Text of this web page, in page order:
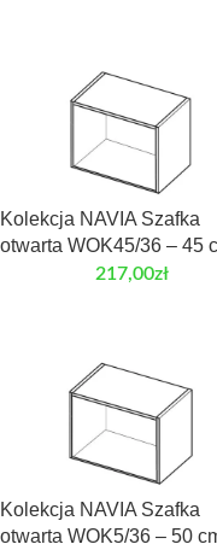
Kolekcja NAVIA Szafka
otwarta WOK45/36 – 45
Front laminowany
217,00zł
Kolekcja NAVIA Szafka
otwarta WOK5/36 – 50